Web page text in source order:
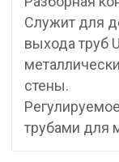
Служит для
выхода труб
стены.
трубами для